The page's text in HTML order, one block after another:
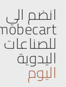
انضم الي
للصناعات
اليدوية
اليوم